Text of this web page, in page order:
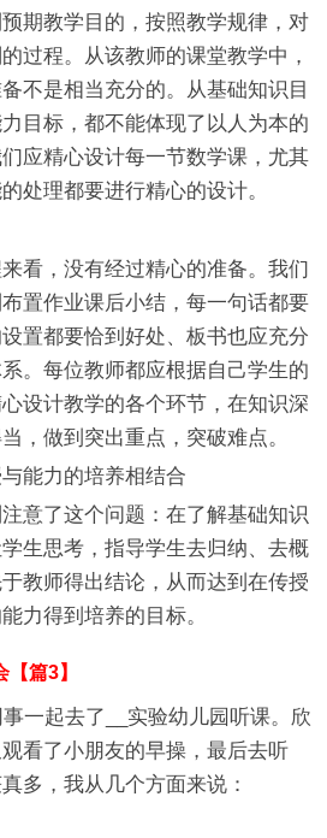
期教学目的，按照教学规律，对
过程。从该教师的课堂教学中，
不是相当充分的。从基础知识目
目标，都不能体现了以人为本的
应精心设计每一节数学课，尤其
处理都要进行精心的设计。
看，没有经过精心的准备。我们
置作业课后小结，每一句话都要
置都要恰到好处、板书也应充分
。每位教师都应根据自己学生的
设计教学的各个环节，在知识深
，做到突出重点，突破难点。
能力的培养相结合
意了这个问题：在了解基础知识
生思考，指导学生去归纳、去概
教师得出结论，从而达到在传授
力得到培养的目标。
篇3】
一起去了__实验幼儿园听课。欣
看了小朋友的早操，最后去听
多，我从几个方面来说：